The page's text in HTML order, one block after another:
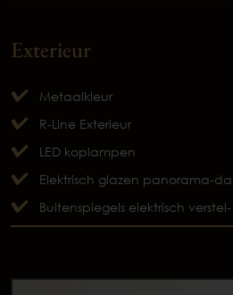
Exterieur
Metaalkleur
R-Line Exterieur
LED koplampen
Elektrisch glazen panorama-
Buitenspiegels elektrisch